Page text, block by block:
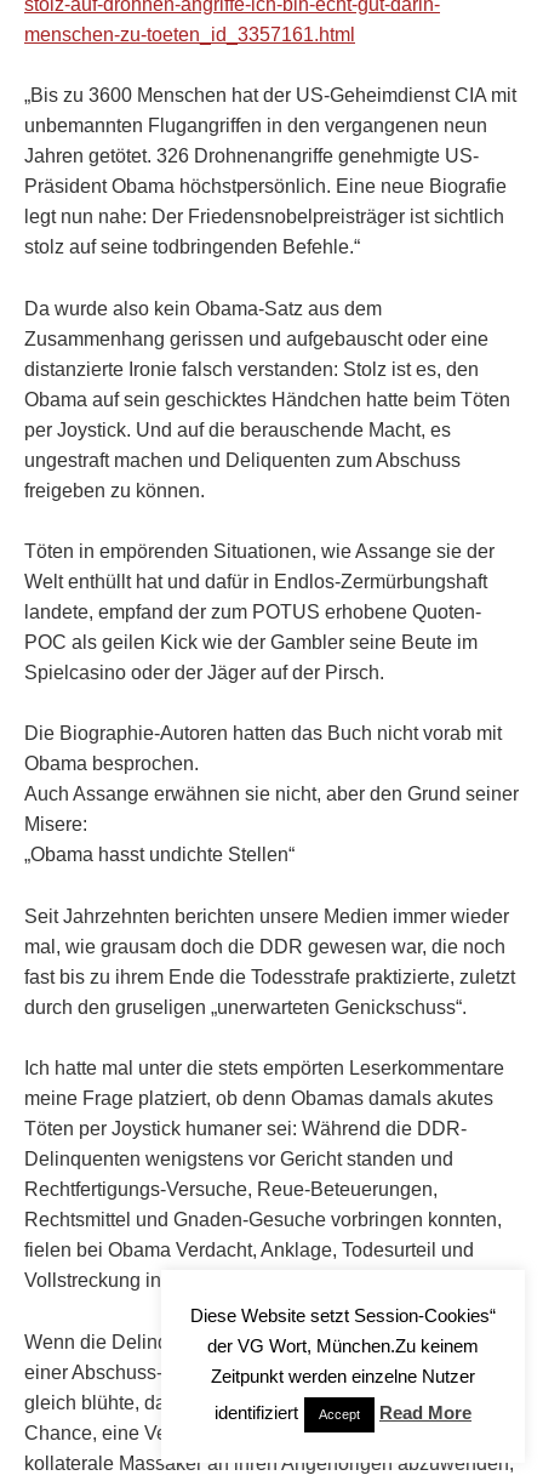
stolz-auf-drohnen-angriffe-ich-bin-echt-gut-darin-
menschen-zu-toeten_id_3357161.html
„Bis zu 3600 Menschen hat der US-Geheimdienst CIA mit
unbemannten Flugangriffen in den vergangenen neun
Jahren getötet. 326 Drohnenangriffe genehmigte US-
Präsident Obama höchstpersönlich. Eine neue Biografie
legt nun nahe: Der Friedensnobelpreisträger ist sichtlich
stolz auf seine todbringenden Befehle.“
Da wurde also kein Obama-Satz aus dem
Zusammenhang gerissen und aufgebauscht oder eine
distanzierte Ironie falsch verstanden: Stolz ist es, den
Obama auf sein geschicktes Händchen hatte beim Töten
per Joystick. Und auf die berauschende Macht, es
ungestraft machen und Deliquenten zum Abschuss
freigeben zu können.
Töten in empörenden Situationen, wie Assange sie der
Welt enthüllt hat und dafür in Endlos-Zermürbungshaft
landete, empfand der zum POTUS erhobene Quoten-
POC als geilen Kick wie der Gambler seine Beute im
Spielcasino oder der Jäger auf der Pirsch.
Die Biographie-Autoren hatten das Buch nicht vorab mit
Obama besprochen.
Auch Assange erwähnen sie nicht, aber den Grund seiner
Misere:
„Obama hasst undichte Stellen“
Seit Jahrzehnten berichten unsere Medien immer wieder
mal, wie grausam doch die DDR gewesen war, die noch
fast bis zu ihrem Ende die Todesstrafe praktizierte, zuletzt
durch den gruseligen „unerwarteten Genickschuss“.
Ich hatte mal unter die stets empörten Leserkommentare
meine Frage platziert, ob denn Obamas damals akutes
Töten per Joystick humaner sei: Während die DDR-
Delinquenten wenigstens vor Gericht standen und
Rechtfertigungs-Versuche, Reue-Beteuerungen,
Rechtsmittel und Gnaden-Gesuche vorbringen konnten,
fielen bei Obama Verdacht, Anklage, Todesurteil und
Vollstreckung in einem einzigen Knopfdruck zusammen.
Wenn die Delinquenten überhaupt ahnten, dass sie auf
einer Abschuss-Liste standen und dass ihnen genau dies
gleich blühte, dann hatten sie nicht einmal mehr die
Chance, eine Verwechslung geltend zu machen oder das
kollaterale Massaker an ihren Angehörigen abzuwenden,
Diese Website setzt Session-Cookies“
der VG Wort, München.Zu keinem
Zeitpunkt werden einzelne Nutzer
identifiziert
Accept Read More